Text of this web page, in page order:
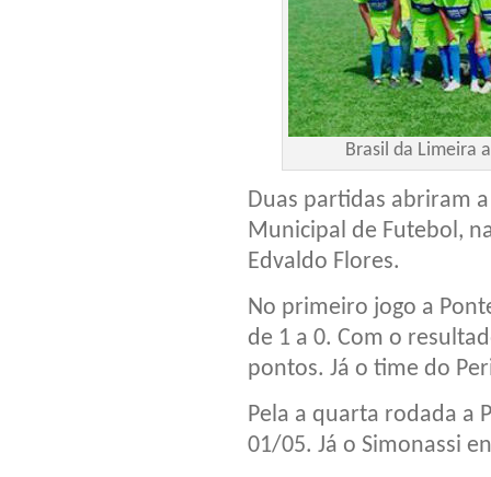
Brasil da Limeira
Duas partidas abriram
Municipal de Futebol,
Edvaldo Flores.
No primeiro jogo a
de 1 a 0. Com o
pontos. Já o time do
Pela a quarta rodada a
01/05. Já o Simonassi